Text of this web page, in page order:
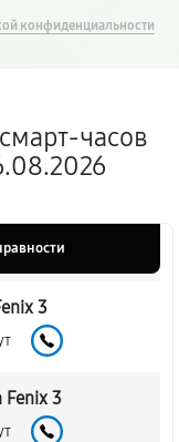
конфиденциальности
часов
3
Fenix 3